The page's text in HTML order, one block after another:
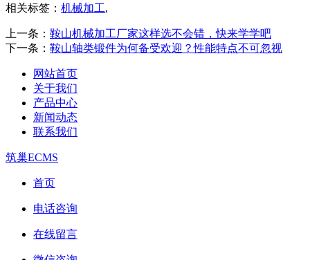
相关标签： 机械加工,
上一条： 鞍山机械加工厂家这样选不会错，快来学学吧
下一条： 鞍山轴类锻件为何备受欢迎？性能特点不可忽视
网站首页
关于我们
产品中心
新闻动态
联系我们
筑巢ECMS
首页
电话咨询
在线留言